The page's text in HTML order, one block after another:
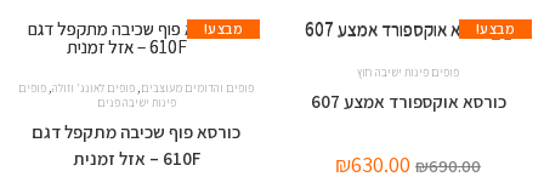
מבצע!
פופים פינות ישיבה חוץ
כורסא אוקספורד אמצע 607
₪690.00
₪630.00
מבצע!
פופים והדומים מעוצבים פופים לאונג' וזולה פופים
פינות ישיבה פנים
כורסא פוף שכיבה מתקפל דגם
610F – אזל זמנית